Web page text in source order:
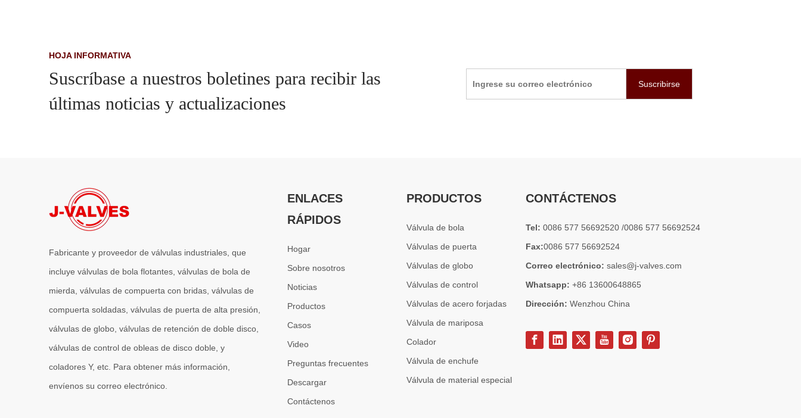
HOJA INFORMATIVA
Suscríbase a nuestros boletines para recibir las
últimas noticias y actualizaciones
Suscribirse
Fabricante y proveedor de válvulas industriales, que
incluye válvulas de bola flotantes, válvulas de bola de
mierda, válvulas de compuerta con bridas, válvulas de
compuerta soldadas, válvulas de puerta de alta presión,
válvulas de globo, válvulas de retención de doble disco,
válvulas de control de obleas de disco doble, y
coladores Y, etc. Para obtener más información,
envíenos su correo electrónico.
ENLACES
RÁPIDOS
Hogar
Sobre nosotros
Noticias
Productos
Casos
Video
Preguntas frecuentes
Descargar
Contáctenos
PRODUCTOS
Válvula de bola
Válvulas de puerta
Válvulas de globo
Válvulas de control
Válvulas de acero forjadas
Válvula de mariposa
Colador
Válvula de enchufe
Válvula de material especial
CONTÁCTENOS
Tel: 0086 577 56692520 /0086 577 56692524
Fax:0086 577 56692524
Correo electrónico: sales@j-valves.com
Whatsapp: +86 13600648865
Dirección: Wenzhou China